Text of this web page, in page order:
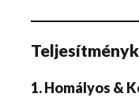
1. Homályos &